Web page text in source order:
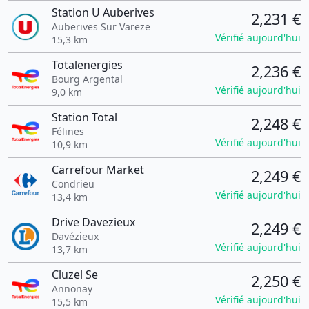
Station U Auberives
Auberives Sur Vareze
15,3 km
2,231 €
Vérifié aujourd'hui
Totalenergies
Bourg Argental
9,0 km
2,236 €
Vérifié aujourd'hui
Station Total
Félines
10,9 km
2,248 €
Vérifié aujourd'hui
Carrefour Market
Condrieu
13,4 km
2,249 €
Vérifié aujourd'hui
Drive Davezieux
Davézieux
13,7 km
2,249 €
Vérifié aujourd'hui
Cluzel Se
Annonay
15,5 km
2,250 €
Vérifié aujourd'hui